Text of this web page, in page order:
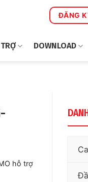
ĐĂNG
DOWNLOAD
hỗ trợ